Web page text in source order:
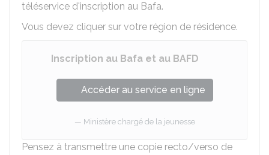
téléservice d'inscription au Bafa.
Vous devez cliquer sur votre région de résidence.
Inscription au Bafa et au BAFD
Accéder au service en ligne
Ministère chargé de la jeunesse
Pensez à transmettre une copie recto/verso de